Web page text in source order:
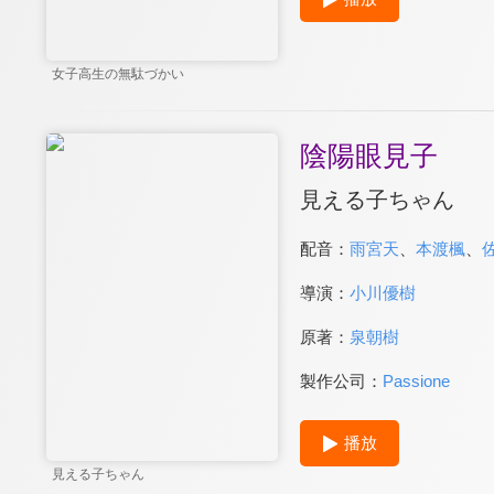
女子高生の無駄づかい
見える子ちゃん
陰陽眼見子
見える子ちゃん
配音： 雨宮天 本渡楓、
導演： 小川優樹
原著： 泉朝樹
製作公司： Passione
播放